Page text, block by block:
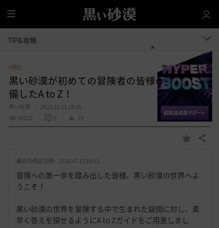
全
体
TIP&攻略
#強化
黒い砂漠が初めての冒険者の皆様のために準
備したA to Z！
黒い砂漠
2022.12.21 18:29
43222
2 19
お
入
共有する
最近の修正日時 : 2025.07.17 11:53
冒険への第一歩を踏み出した皆様、黒い砂漠の世界へよ
うこそ！
黒い砂漠の世界を冒険する中で生まれた疑問に対し、素
早く答えを探せるようにA to Zガイドをご用意しまし